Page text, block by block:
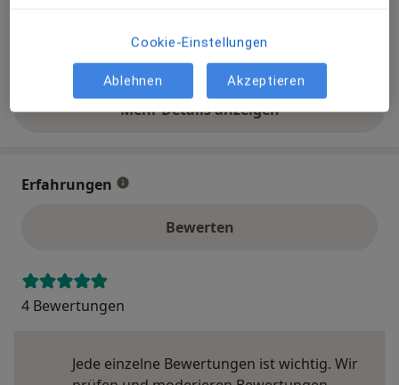
09441...Telefonnummer anzeigen
Mehr Details anzeigen
über die Adresse
Erfahrungen
Bewerten
4 Bewertungen
Jede einzelne Bewertungen ist wichtig. Wir
Cookie-Einstellungen
Ablehnen Akzeptieren